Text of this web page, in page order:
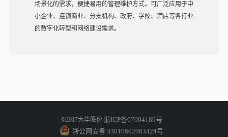
场景化的需求，便捷易用的管理维护方式，可广泛应用于中
小企业、连锁商业、分支机构、政府、学校、酒店等各行业
的数字化转型和网络建设需求。
©2017大华股份 浙ICP备07004180号
浙公网安备 33010802003424号